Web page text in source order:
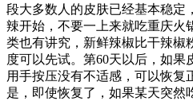
段大多数人的皮肤已经基本稳定
辣开始，不要一上来就吃重庆火
类也有讲究，新鲜辣椒比干辣椒
度可以先试。第60天以后，如果
用手按压没有不适感，可以恢复
是，即使恢复了，如果某天突然